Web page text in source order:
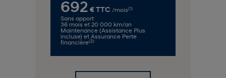
692 € TTC /mois(1)
Sans apport
36 mois et 20 000 km/an
Maintenance (Assistance Plus
incluse) et Assurance Perte
financière(2)